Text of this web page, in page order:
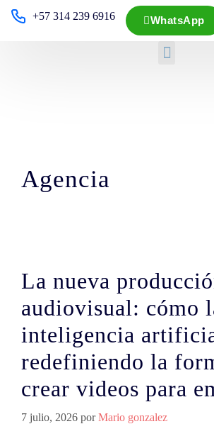
+57 314 239 6916 WhatsApp
Agencia
La nueva
audiovisual: cómo
inteligencia
redefiniendo la
crear videos para
7 julio, 2026 porMario gonzalez